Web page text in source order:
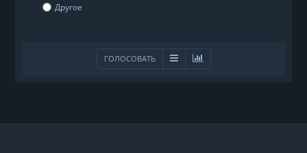
Другое
ГОЛОСОВАТЬ